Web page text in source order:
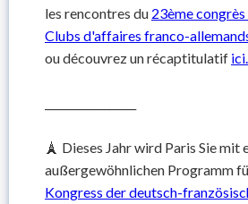
les rencontres du 23ème congrès
Clubs d'affaires franco-
ou découvrez un récaptitulatif ici.
🗼 Dieses Jahr wird Paris Sie mit
außergewöhnlichen Programm
Kongress der deutsch-